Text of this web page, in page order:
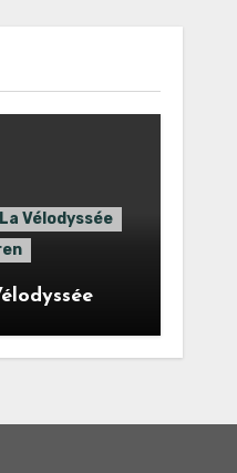
La Vélodyssée